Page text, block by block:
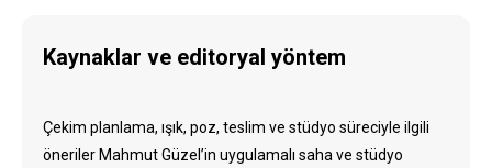
Kaynaklar ve editoryal yöntem
Çekim planlama, ışık, poz, teslim ve stüdyo süreciyle ilgili
öneriler Mahmut Güzel’in uygulamalı saha ve stüdyo